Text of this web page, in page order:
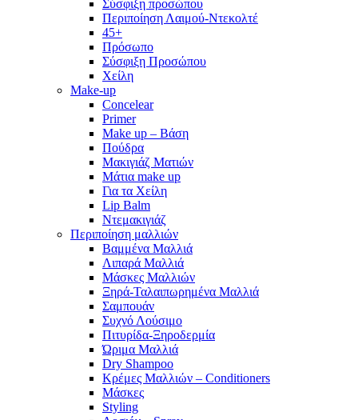
Σύσφιξη προσώπου
Περιποίηση Λαιμού-Ντεκολτέ
45+
Πρόσωπο
Σύσφιξη Προσώπου
Χείλη
Make-up
Concelear
Primer
Make up – Βάση
Πούδρα
Μακιγιάζ Ματιών
Μάτια make up
Για τα Χείλη
Lip Balm
Ντεμακιγιάζ
Περιποίηση μαλλιών
Βαμμένα Μαλλιά
Λιπαρά Μαλλιά
Μάσκες Μαλλιών
Ξηρά-Ταλαιπωρημένα Μαλλιά
Σαμπουάν
Συχνό Λούσιμο
Πιτυρίδα-Ξηροδερμία
Ώριμα Μαλλιά
Dry Shampoo
Κρέμες Μαλλιών – Conditioners
Μάσκες
Styling